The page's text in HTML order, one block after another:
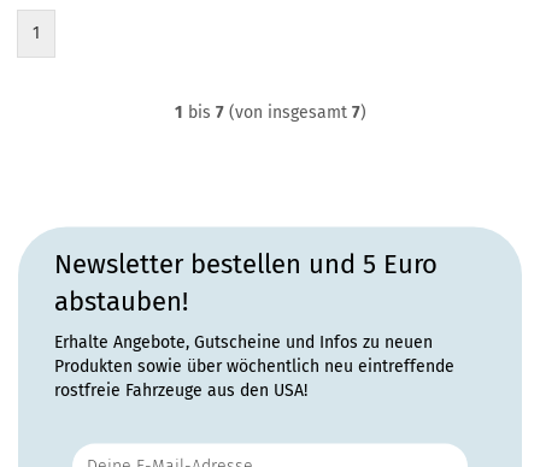
1
1 bis 7(von insgesamt 7)
Newsletter bestellen und 5 Euro
abstauben!
Erhalte Angebote, Gutscheine und Infos zu neuen
Produkten sowie über wöchentlich neu eintreffende
rostfreie Fahrzeuge aus den USA!